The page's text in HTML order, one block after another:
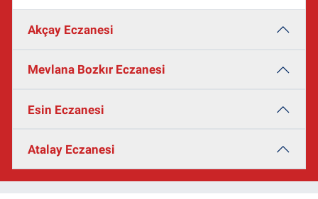
Akçay Eczanesi
Mevlana Bozkır Eczanesi
Esin Eczanesi
Atalay Eczanesi